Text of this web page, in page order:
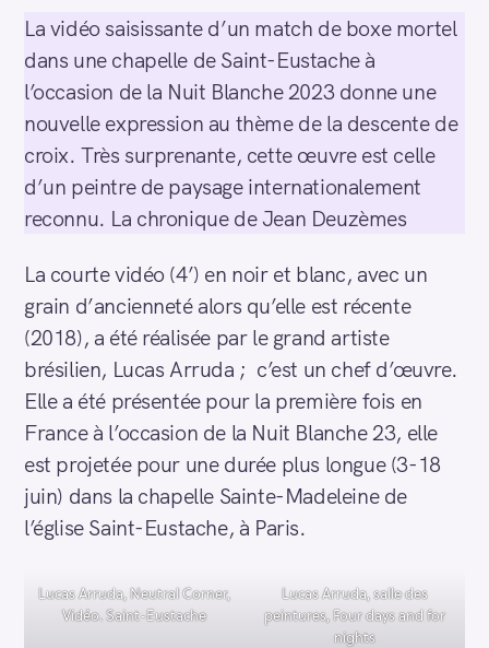
La vidéo saisissante d’un match de boxe mortel
dans une chapelle de Saint-Eustache à
l’occasion de la Nuit Blanche 2023 donne une
nouvelle expression au thème de la descente de
croix. Très surprenante, cette œuvre est celle
d’un peintre de paysage internationalement
reconnu. La chronique de Jean Deuzèmes
La courte vidéo (4’) en noir et blanc, avec un
grain d’ancienneté alors qu’elle est récente
(2018), a été réalisée par le grand artiste
brésilien, Lucas Arruda ; c’est un chef d’œuvre.
Elle a été présentée pour la première fois en
France à l’occasion de la Nuit Blanche 23, elle
est projetée pour une durée plus longue (3-18
juin) dans la chapelle Sainte-Madeleine de
l’église Saint-Eustache, à Paris.
Lucas Arruda, Neutral Corner,
Vidéo. Saint-Eustache
Lucas Arruda, salle des
peintures, Four days and for
nights